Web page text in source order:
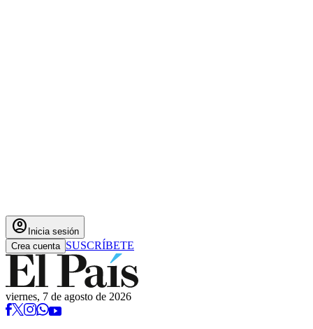
account_circle Inicia sesión
Crea cuenta SUSCRÍBETE
viernes, 7 de agosto de 2026